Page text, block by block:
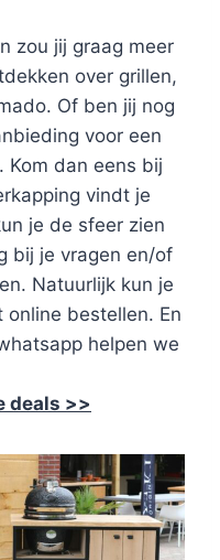
zou jij graag meer
over grillen,
Of ben jij nog
voor een
Kom dan eens bij
vindt je
je de sfeer zien
bij je vragen en/of
Natuurlijk kun je
bestellen. En
helpen we
deals >>